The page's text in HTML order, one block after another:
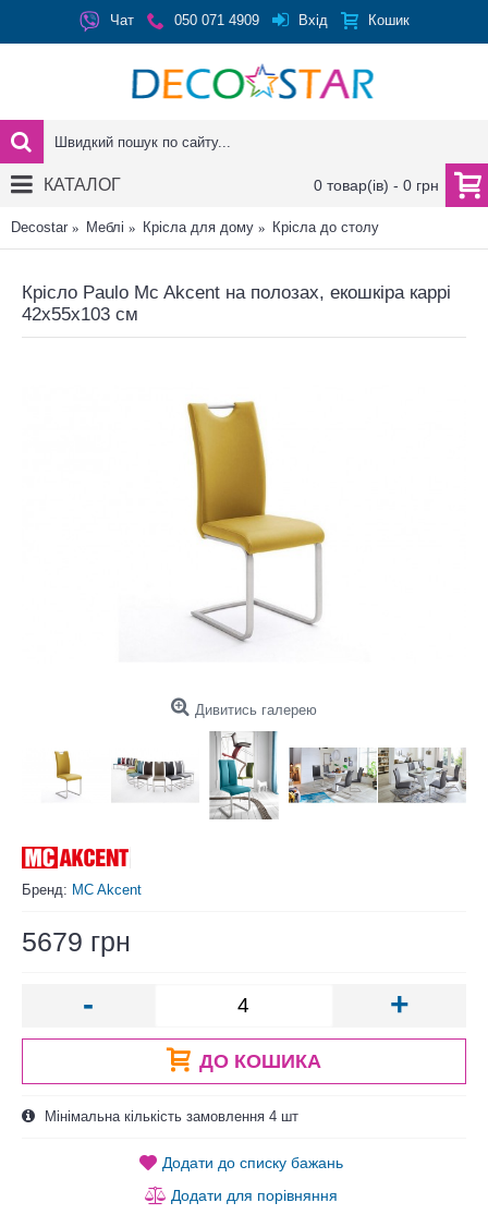
Чат 050 071 4909 Вхід Кошик
0 товар(ів) - 0 грн
КАТАЛОГ
Decostar Меблі Крісла для дому Крісла до столу
Крісло Paulo Mc Akcent на полозах, екошкіра каррі
42x55x103 см
Дивитись галерею
Бренд: MC Akcent
5679 грн
- +
ДО КОШИКА
Мінімальна кількість замовлення 4 шт
Додати до списку бажань
Додати для порівняння